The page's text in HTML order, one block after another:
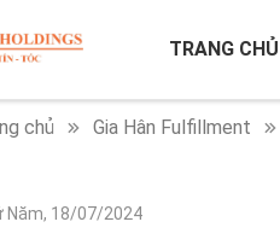
TRANG CHỦ
chủ Gia Hân Fulfillment
Năm, 18/07/2024